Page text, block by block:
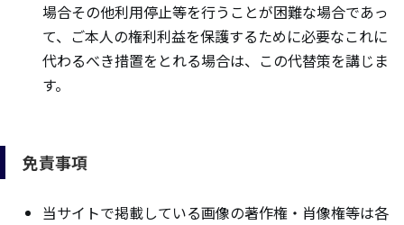
場合その他利用停止等を行うことが困難な場合であっ
て、ご本人の権利利益を保護するために必要なこれに
代わるべき措置をとれる場合は、この代替策を講じま
す。
免責事項
当サイトで掲載している画像の著作権・肖像権等は各